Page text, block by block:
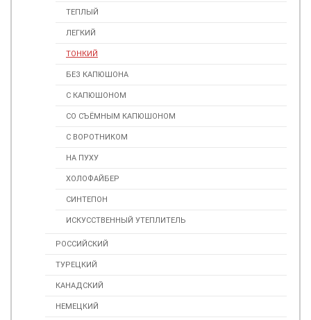
ТЕПЛЫЙ
ЛЕГКИЙ
ТОНКИЙ
БЕЗ КАПЮШОНА
С КАПЮШОНОМ
СО СЪЁМНЫМ КАПЮШОНОМ
С ВОРОТНИКОМ
НА ПУХУ
ХОЛОФАЙБЕР
СИНТЕПОН
ИСКУССТВЕННЫЙ УТЕПЛИТЕЛЬ
РОССИЙСКИЙ
ТУРЕЦКИЙ
КАНАДСКИЙ
НЕМЕЦКИЙ